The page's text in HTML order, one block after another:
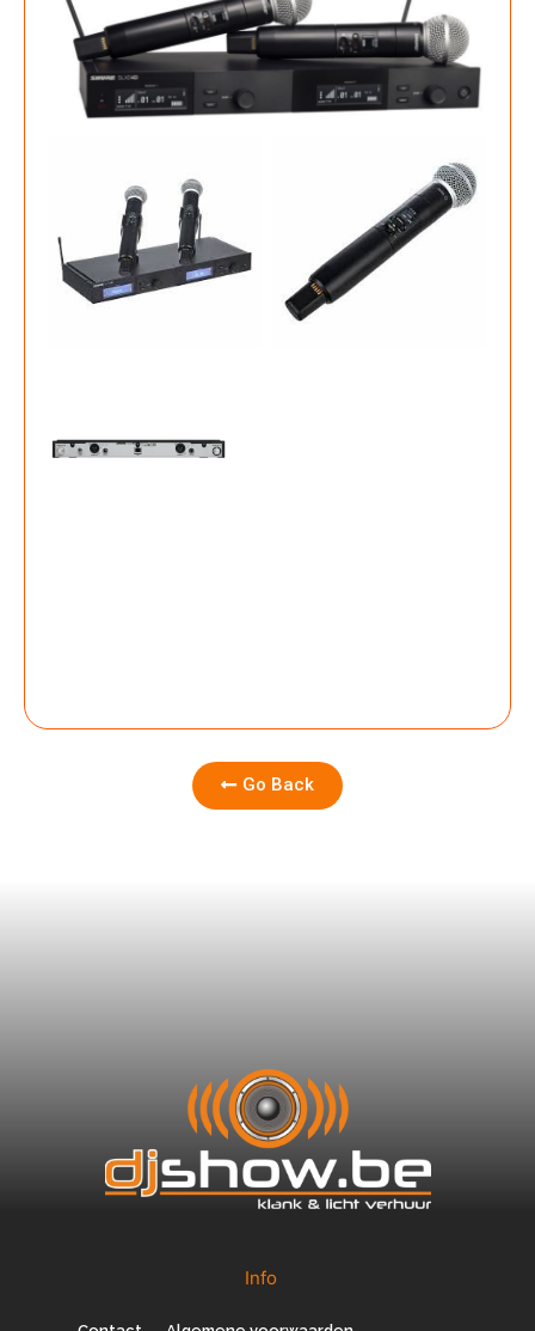
Go Back
Info
OK